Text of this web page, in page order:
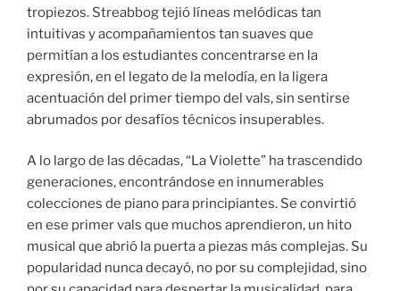
tropiezos. Streabbog tejió líneas melódicas tan
intuitivas y acompañamientos tan suaves que
permitían a los estudiantes concentrarse en la
expresión, en el legato de la melodía, en la ligera
acentuación del primer tiempo del vals, sin sentirse
abrumados por desafíos técnicos insuperables.
A lo largo de las décadas, “La Violette” ha trascendido
generaciones, encontrándose en innumerables
colecciones de piano para principiantes. Se convirtió
en ese primer vals que muchos aprendieron, un hito
musical que abrió la puerta a piezas más complejas. Su
popularidad nunca decayó, no por su complejidad, sino